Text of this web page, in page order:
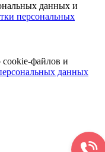
данных и
персональных
cookie-файлов и
данных